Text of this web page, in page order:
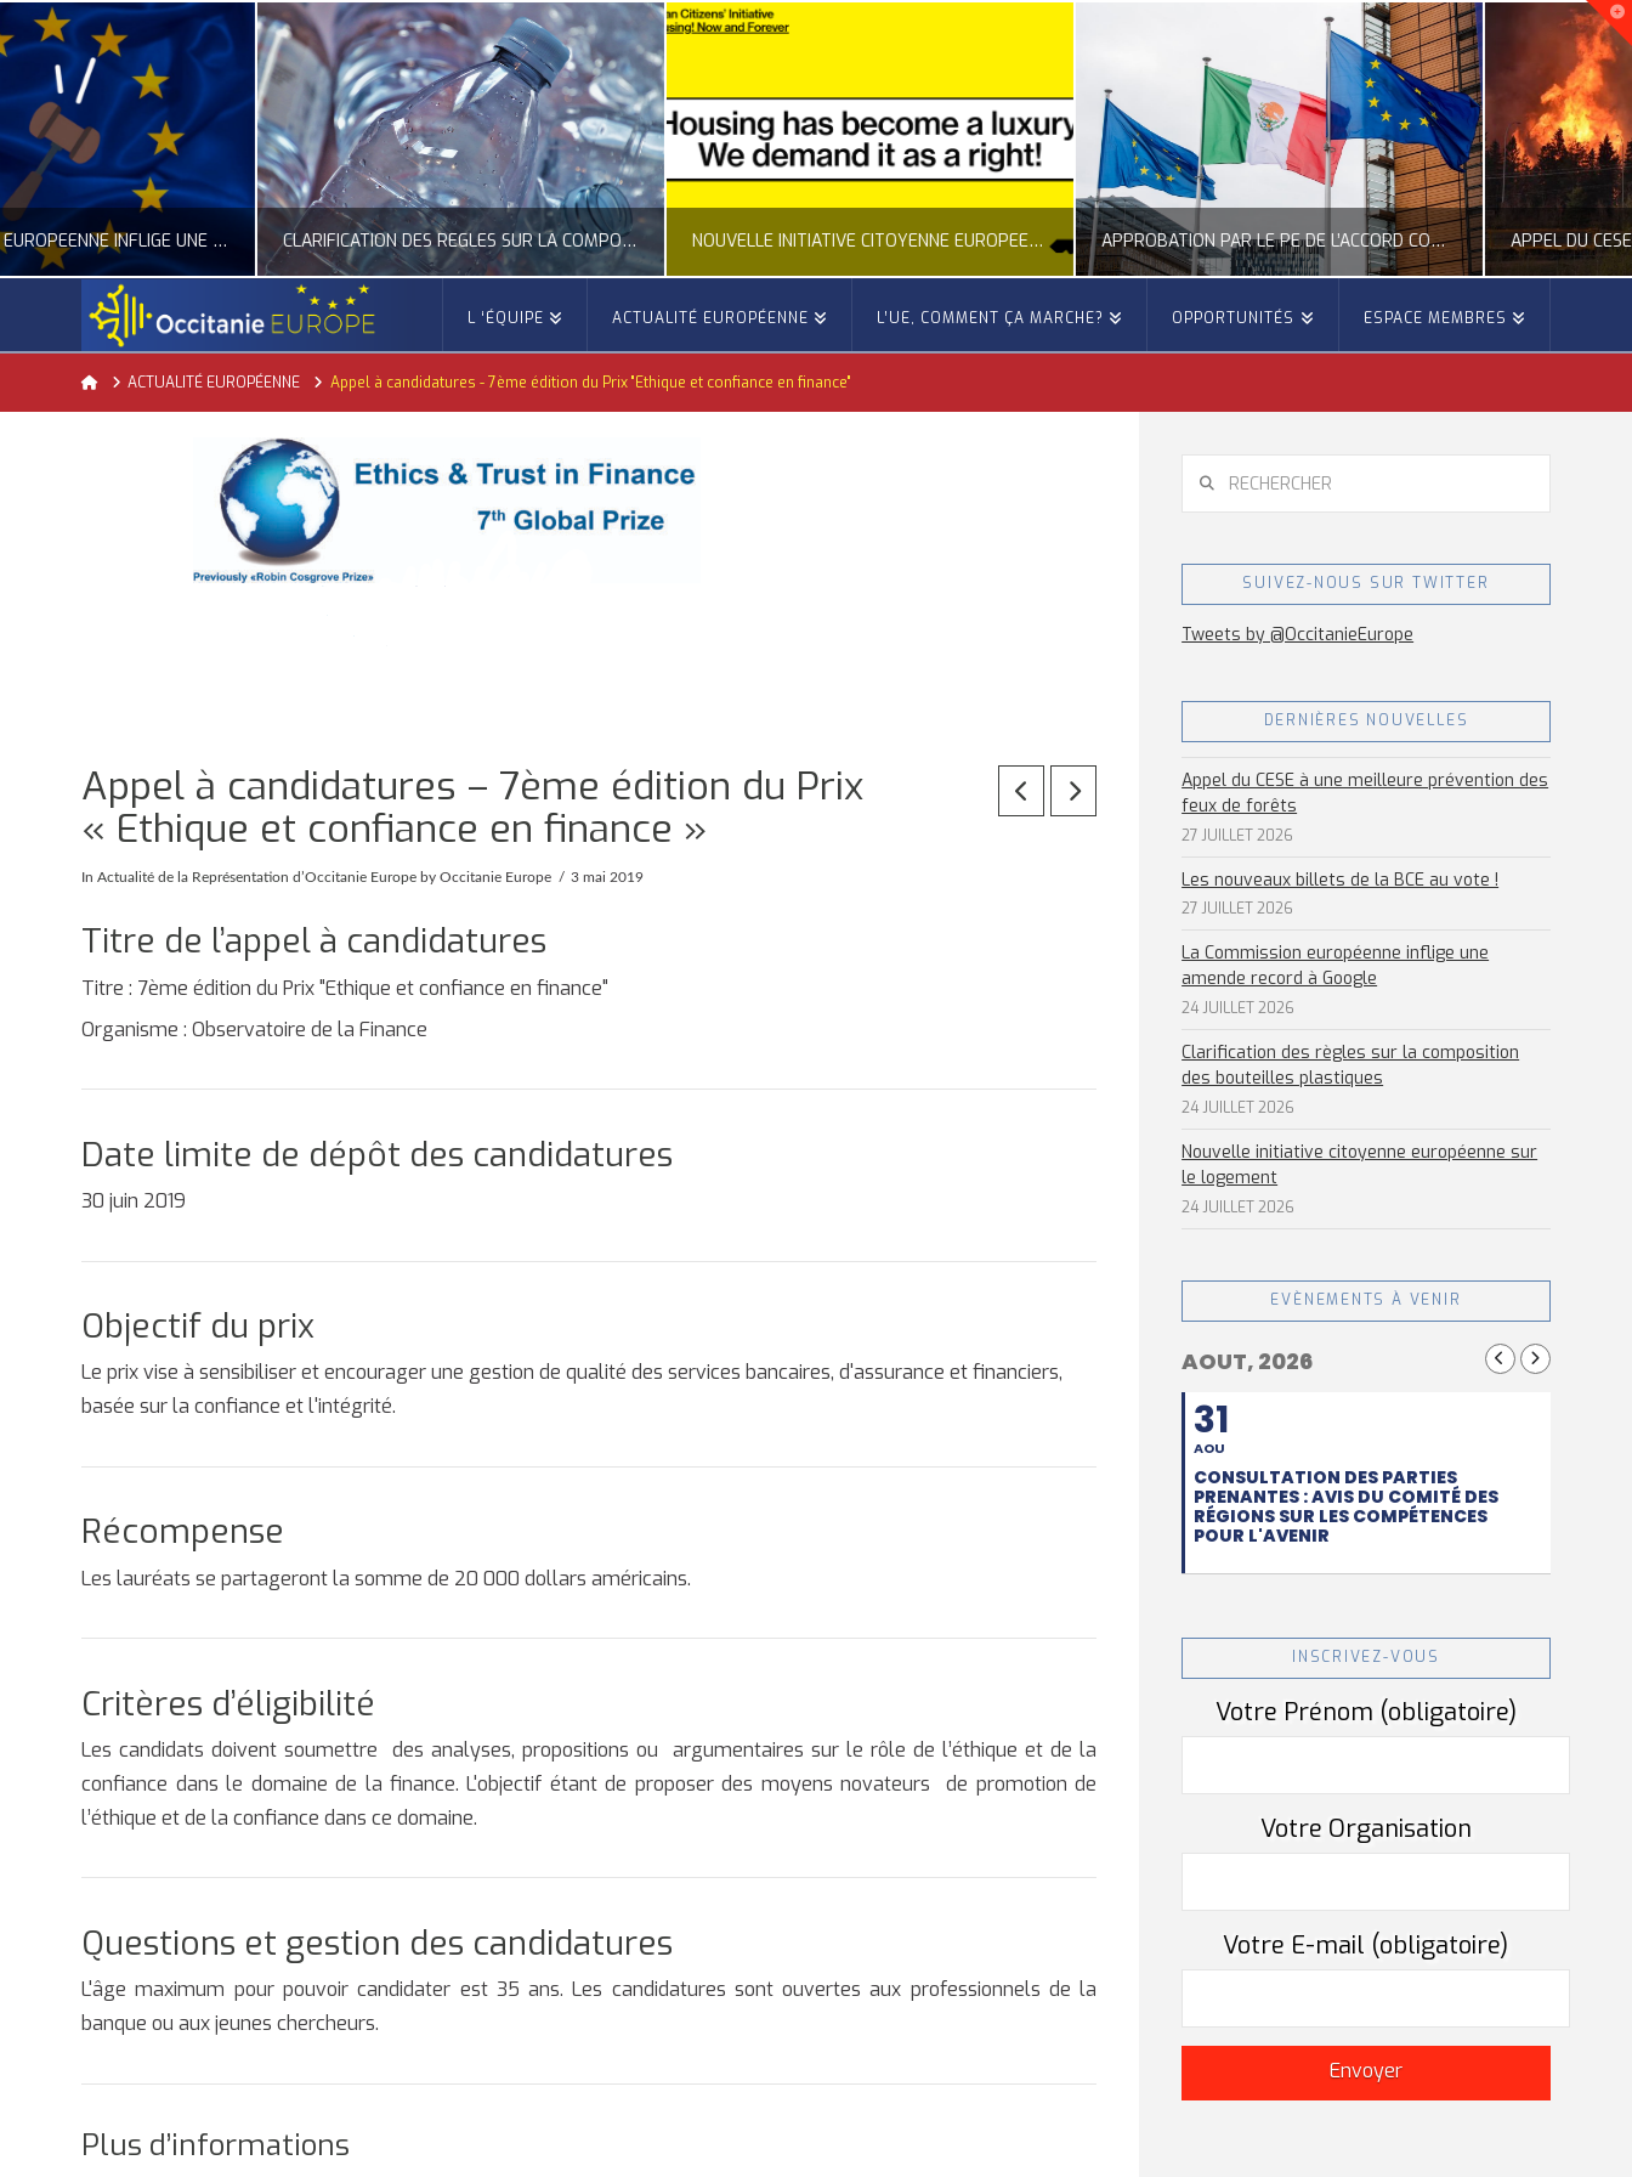
CLARIFICATION DES RÈGLES SUR LA COMPOSITION DES BOUTEILLES PLASTIQUES
ACTUALITÉ DE L'UNION EUROPÉENNE, ACTUALITÉ DE LA REPRÉSENTATION D’OCCITANIE EUROPE, ECONOMIE CIRCULAIRE, ÉNERGIE - ENVIRONNEMENT - CLIMAT
JUILLET 24, 2026
NOUVELLE INITIATIVE CITOYENNE EUROPÉENNE SUR LE LOGEMENT
ACTUALITÉ DE L'UNION EUROPÉENNE, ACTUALITÉ DE LA REPRÉSENTATION D’OCCITANIE EUROPE, CITOYENNETÉ, LOGEMENT
JUILLET 24, 2026
APPROBATION PAR LE PE DE L’ACCORD COMMERCIAL ENTRE L’UE ET LE MEXIQUE
ACTION EXTÉRIEURE, ACTUALITÉ DE L'UNION EUROPÉENNE
APPEL DU CESE À UNE MEILLEURE PRÉVENTION DES FEUX DE FORÊTS
ACTUALITÉ DE L'UNION EUROPÉENNE, ACTUALITÉ DE LA REPRÉSENTATION D’OCCITANIE EUROPE, ÉNERGIE - ENVIRONNEMENT - CLIMAT, FORÊTS
JUILLET 27, 2026
L ‘ÉQUIPE ACTUALITÉ EUROPÉENNE L’UE, COMMENT ÇA MARCHE? OPPORTUNITÉS ESPACE MEMBRES
HomeACTUALITÉ EUROPÉENNE Appel à candidatures - 7ème édition du Prix "Ethique et confiance en finance"
Appel à candidatures – 7ème édition du Prix
« Ethique et confiance en finance »
InActualité de la Représentation d’Occitanie Europe by Occitanie Europe 3 mai 2019
Titre de l’appel à candidatures
Titre : 7ème édition du Prix "Ethique et confiance en finance"
Organisme : Observatoire de la Finance
Date limite de dépôt des candidatures
30 juin 2019
Objectif du prix
Le prix vise à sensibiliser et encourager une gestion de qualité des services bancaires, d'assurance et financiers,
basée sur la confiance et l'intégrité.
Récompense
Les lauréats se partageront la somme de 20 000 dollars américains.
Critères d’éligibilité
Les candidats doivent soumettre des analyses, propositions ou argumentaires sur le rôle de l’éthique et de la
confiance dans le domaine de la finance. L'objectif étant de proposer des moyens novateurs de promotion de
l’éthique et de la confiance dans ce domaine.
Questions et gestion des candidatures
L'âge maximum pour pouvoir candidater est 35 ans. Les candidatures sont ouvertes aux professionnels de la
banque ou aux jeunes chercheurs.
Plus d’informations
SUIVEZ-NOUS SUR TWITTER
Tweets by @OccitanieEurope
DERNIÈRES NOUVELLES
Appel du CESE à une meilleure prévention des
feux de forêts
27 JUILLET 2026
Les nouveaux billets de la BCE au vote !
27 JUILLET 2026
La Commission européenne inflige une
amende record à Google
24 JUILLET 2026
Clarification des règles sur la composition
des bouteilles plastiques
24 JUILLET 2026
Nouvelle initiative citoyenne européenne sur
le logement
24 JUILLET 2026
EVÈNEMENTS À VENIR
AOUT, 2026
31
AOU
CONSULTATION DES PARTIES
PRENANTES : AVIS DU COMITÉ DES
RÉGIONS SUR LES COMPÉTENCES
POUR L'AVENIR
INSCRIVEZ-VOUS
Votre Prénom (obligatoire)
Votre Organisation
Votre E-mail (obligatoire)